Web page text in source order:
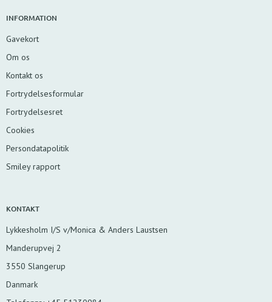
INFORMATION
Gavekort
Om os
Kontakt os
Fortrydelsesformular
Fortrydelsesret
Cookies
Persondatapolitik
Smiley rapport
KONTAKT
Lykkesholm I/S v/Monica & Anders Laustsen
Manderupvej 2
3550 Slangerup
Danmark